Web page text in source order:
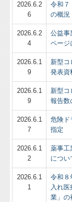
2026.6.2
6
令和７
の概況
2026.6.2
4
公益事
ページ
2026.6.1
9
新型コ
発表資
2026.6.1
9
新型コ
報告数
2026.6.1
7
危険ド
指定
2026.6.1
2
薬事工
につい
2026.6.1
1
令和８
入れ
業」の